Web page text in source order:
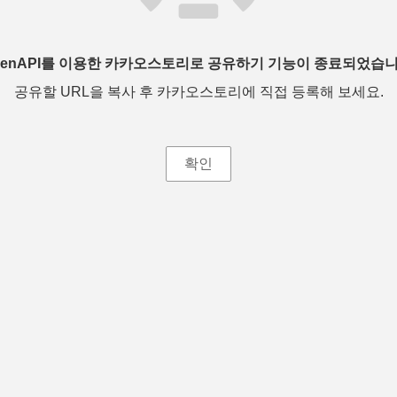
를 이용한 카카오스토리로 공유하기 기능이 종료되었습
공유할 URL을 복사 후 카카오스토리에 직접 등록해 보세요.
확인